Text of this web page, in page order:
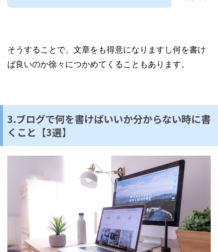
そうすることで、文章をも得意になりますし何を書け
ば良いのか徐々につかめてくることもあります。
3.ブログで何を書けばいいか分からない時に書
くこと【3選】